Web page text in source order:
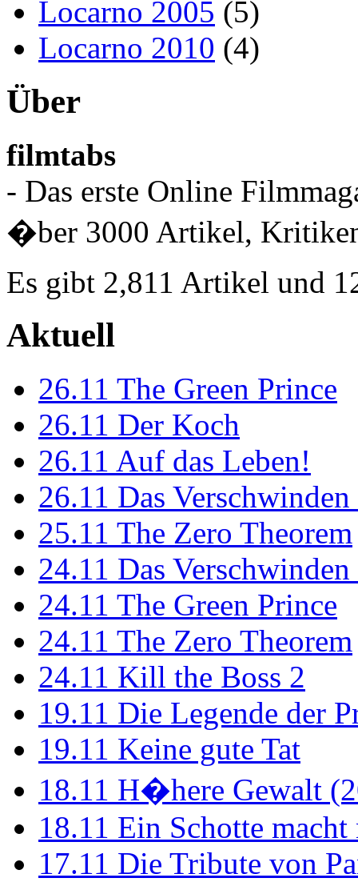
Locarno 2005 (5)
Locarno 2010 (4)
Über
filmtabs
- Das erste Online
�ber 3000 Artikel,
Es gibt 2,811 Artikel und
Aktuell
26.11 The Green Prince
26.11 Der Koch
26.11 Auf das Leben!
26.11 Das
25.11 The Zero Theorem
24.11 Das
24.11 The Green Prince
24.11 The Zero Theorem
24.11 Kill the Boss 2
19.11 Die Legende der
19.11 Keine gute Tat
18.11 H�here Gewalt
18.11 Ein Schotte
17.11 Die Tribute von